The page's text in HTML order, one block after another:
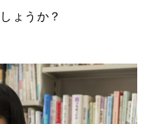
ょうか？